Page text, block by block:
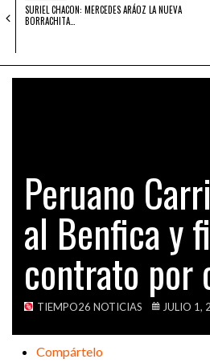
SOCIEDAD
OPINIÓN
VIDEOS
SURIEL CHACON: MERCEDES ARÁOZ LA NUEVA
BORRACHITA…
Peruano
al Benfica y
contrato por
TIEMPO26 NOTICIAS JULIO 1,
Compártelo